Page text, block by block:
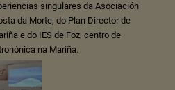
singulares da Asociación
da Morte, do Plan Director de
e do IES de Foz, centro de
na Mariña.